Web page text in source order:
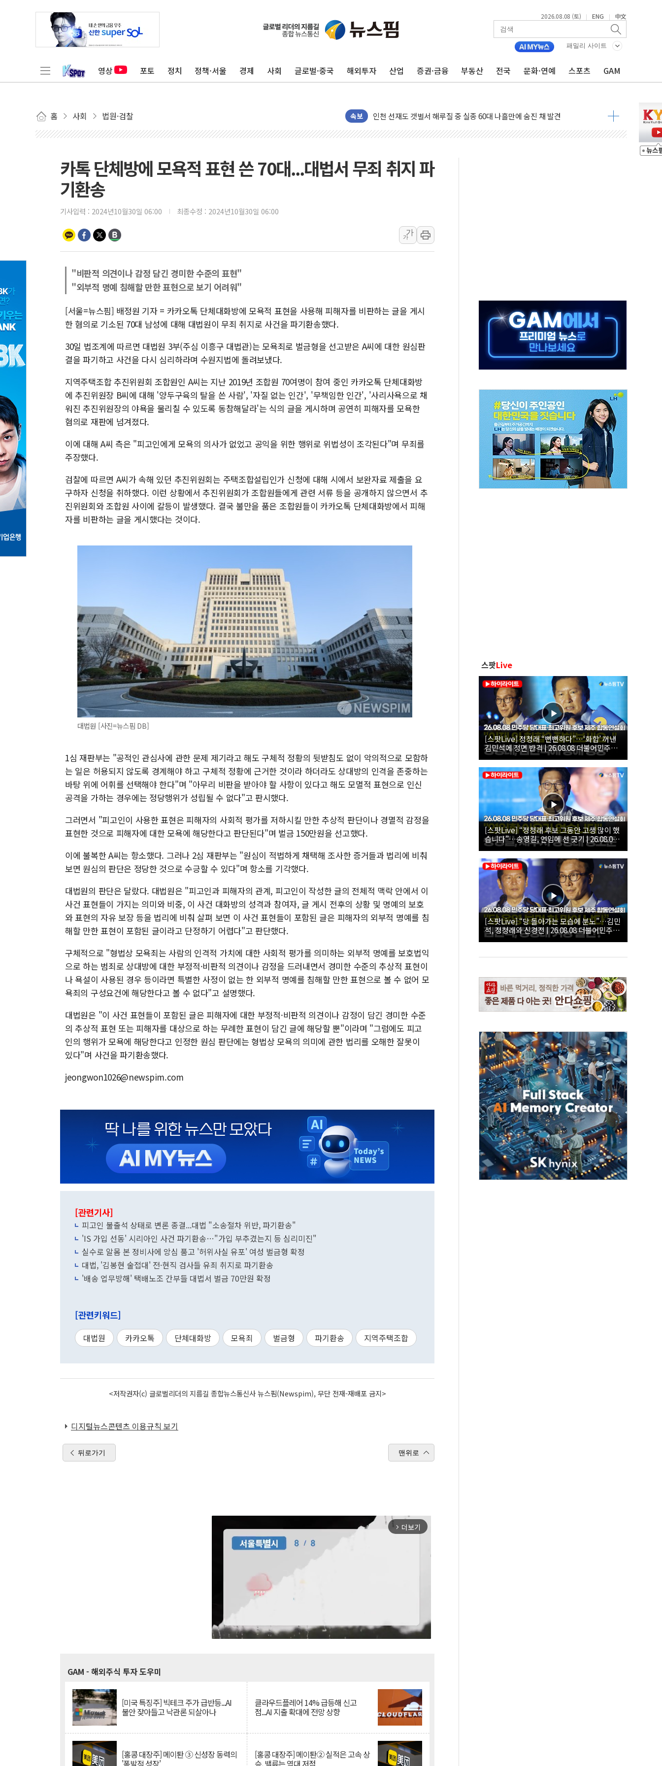
2026.08.08 (토) | ENG | 中文
패밀리 사이트
영상 포토 정치 정책·서울 경제 사회 글로벌·중국 해외투자 산업 증권·금융 부동산 전국 문화·연예 스포츠 GAM
홈 사회 법원·검찰 속보
폐기물 수거하다 참변…60대 환경미화원 수거차에 치여 사망
서울 중랑구 주택가서 흉기 난동…60대 남성 2명 숨져
여수 오동도 인근 해상서 모터보트 전복…1명 사망·1명 실종
인천서 말다툼 중 어머니 흉기 살해 10대 아들 체포
'화합' 꺼낸 김민석에 '뻔뻔' 받아친 정청래…제주 연설서 신경전 고조
동해중부 전 해상 풍랑주의보…10일까지 최대 3.5m 높은 물결
연일 폭염에 온열질환 사망 23명…정부, 비상대응기구 가동
동해시, 11~14일 '별똥별 멍' 운영…페르세우스 유성우 관측
강원 중·남부 동해안 시간당 50mm 이상 폭우…호우경보 발효
청양 밭에서 일하던 90대 숨져…온열질환 여부 조사
주말 무더위·열대야 지속…내륙 곳곳 소나기
카톡 단체방에 모욕적 표현 쓴 70대...대법서 무죄 취지 파
기환송
기사입력 : 2024년10월30일 06:00 최종수정 : 2024년10월30일 06:00
가
가
"비판적 의견이나 감정 담긴 경미한 수준의 표현"
"외부적 명예 침해할 만한 표현으로 보기 어려워"
[서울=뉴스핌] 배정원 기자 = 카카오톡 단체대화방에 모욕적 표현을 사용해 피해자를 비판하는 글을 게시
한 혐의로 기소된 70대 남성에 대해 대법원이 무죄 취지로 사건을 파기환송했다.
30일 법조계에 따르면 대법원 3부(주심 이흥구 대법관)는 모욕죄로 벌금형을 선고받은 A씨에 대한 원심판
결을 파기하고 사건을 다시 심리하라며 수원지법에 돌려보냈다.
지역주택조합 추진위원회 조합원인 A씨는 지난 2019년 조합원 70여명이 참여 중인 카카오톡 단체대화방
에 추진위원장 B씨에 대해 '양두구육의 탈을 쓴 사람', '자질 없는 인간', '무책임한 인간', '사리사욕으로 채
워진 추진위원장의 야욕을 물리칠 수 있도록 동참해달라'는 식의 글을 게시하며 공연히 피해자를 모욕한
혐의로 재판에 넘겨졌다.
이에 대해 A씨 측은 "피고인에게 모욕의 의사가 없었고 공익을 위한 행위로 위법성이 조각된다"며 무죄를
주장했다.
검찰에 따르면 A씨가 속해 있던 추진위원회는 주택조합설립인가 신청에 대해 시에서 보완자료 제출을 요
구하자 신청을 취하했다. 이런 상황에서 추진위원회가 조합원들에게 관련 서류 등을 공개하지 않으면서 추
진위원회와 조합원 사이에 갈등이 발생했다. 결국 불만을 품은 조합원들이 카카오톡 단체대화방에서 피해
자를 비판하는 글을 게시했다는 것이다.
대법원 [사진=뉴스핌 DB]
1심 재판부는 "공적인 관심사에 관한 문제 제기라고 해도 구체적 정황의 뒷받침도 없이 악의적으로 모함하
는 일은 허용되지 않도록 경계해야 하고 구체적 정황에 근거한 것이라 하더라도 상대방의 인격을 존중하는
바탕 위에 어휘를 선택해야 한다"며 "아무리 비판을 받아야 할 사항이 있다고 해도 모멸적 표현으로 인신
공격을 가하는 경우에는 정당행위가 성립될 수 없다"고 판시했다.
그러면서 "피고인이 사용한 표현은 피해자의 사회적 평가를 저하시킬 만한 추상적 판단이나 경멸적 감정을
표현한 것으로 피해자에 대한 모욕에 해당한다고 판단된다"며 벌금 150만원을 선고했다.
이에 불복한 A씨는 항소했다. 그러나 2심 재판부는 "원심이 적법하게 채택해 조사한 증거들과 법리에 비춰
보면 원심의 판단은 정당한 것으로 수긍할 수 있다"며 항소를 기각했다.
대법원의 판단은 달랐다. 대법원은 "피고인과 피해자의 관계, 피고인이 작성한 글의 전체적 맥락 안에서 이
사건 표현들이 가지는 의미와 비중, 이 사건 대화방의 성격과 참여자, 글 게시 전후의 상황 및 명예의 보호
와 표현의 자유 보장 등을 법리에 비춰 살펴 보면 이 사건 표현들이 포함된 글은 피해자의 외부적 명예를 침
해할 만한 표현이 포함된 글이라고 단정하기 어렵다"고 판단했다.
구체적으로 "형법상 모욕죄는 사람의 인격적 가치에 대한 사회적 평가를 의미하는 외부적 명예를 보호법익
으로 하는 범죄로 상대방에 대한 부정적·비판적 의견이나 감정을 드러내면서 경미한 수준의 추상적 표현이
나 욕설이 사용된 경우 등이라면 특별한 사정이 없는 한 외부적 명예를 침해할 만한 표현으로 볼 수 없어 모
욕죄의 구성요건에 해당한다고 볼 수 없다"고 설명했다.
대법원은 "이 사건 표현들이 포함된 글은 피해자에 대한 부정적·비판적 의견이나 감정이 담긴 경미한 수준
의 추상적 표현 또는 피해자를 대상으로 하는 무례한 표현이 담긴 글에 해당할 뿐"이라며 "그럼에도 피고
인의 행위가 모욕에 해당한다고 인정한 원심 판단에는 형법상 모욕의 의미에 관한 법리를 오해한 잘못이
있다"며 사건을 파기환송했다.
jeongwon1026@newspim.com
[관련기사]
피고인 불출석 상태로 변론 종결...대법 "소송절차 위반, 파기환송"
'IS 가입 선동' 시리아인 사건 파기환송…"가입 부추겼는지 등 심리미진"
실수로 알몸 본 정비사에 앙심 품고 '허위사실 유포' 여성 벌금형 확정
대법, '김봉현 술접대' 전·현직 검사들 유죄 취지로 파기환송
'배송 업무방해' 택배노조 간부들 대법서 벌금 70만원 확정
[관련키워드]
대법원 카카오톡 단체대화방 모욕죄 벌금형 파기환송 지역주택조합
<저작권자(c) 글로벌리더의 지름길 종합뉴스통신사 뉴스핌(Newspim), 무단 전재-재배포 금지>
디지털뉴스콘텐츠 이용규칙 보기
뒤로가기 맨위로
arrow_forward_ios 더보기
GAM - 해외주식 투자 도우미
[미국 특징주] 빅테크 주가 급반등...AI
불안 잦아들고 낙관론 되살아나
클라우드플레어 14% 급등해 신고
점...AI 지출 확대에 전망 상향
[홍콩 대장주] 메이퇀 ③ 신성장 동력의 [홍콩 대장주] 메이퇀② 실적은 고속 상
스팟Live
[스팟Live] 정청래 “뻔뻔하다”…‘화합’ 꺼낸
김민석에 정면 반격 | 26.08.08 더불어민주당
당대표·최고위원 후보 제주 합동연설회
[스팟Live] “정청래 후보 그동안 고생 많이 했
습니다”…송영길, 연임에 선 긋기 | 26.08.08
더불어민주당 당대표·최고위원 후보 제주 합
동연설회
[스팟Live] “당 돌아가는 모습에 분노”…김민
석, 정청래와 신경전 | 26.08.08 더불어민주당
당대표·최고위원 후보 제주 합동연설회